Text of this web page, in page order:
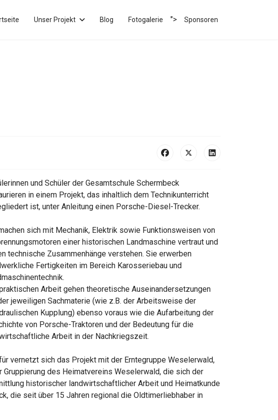
Unser Projekt Blog Fotogalerie "> Sponsoren
und Schüler der Gesamtschule Schermbeck
in einem Projekt, das inhaltlich dem Technikunterricht
ist, unter Anleitung einen Porsche-Diesel-Trecker.
sich mit Mechanik, Elektrik sowie Funktionsweisen von
einer historischen Landmaschine vertraut und
technische Zusammenhänge verstehen. Sie erwerben
Fertigkeiten im Bereich Karosseriebau und
Arbeit gehen theoretische Auseinandersetzungen
jeweiligen Sachmaterie (wie z.B. der Arbeitsweise der
Kupplung) ebenso voraus wie die Aufarbeitung der
von Porsche-Traktoren und der Bedeutung für die
Arbeit in der Nachkriegszeit.
vernetzt sich das Projekt mit der Erntegruppe Weselerwald,
Gruppierung des Heimatvereins Weselerwald, die sich der
historischer landwirtschaftlicher Arbeit und Heimatkunde
die seit über 15 Jahren regional die Oldtimerliebhaber in